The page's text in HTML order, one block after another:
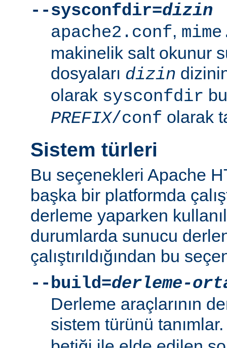
--sysconfdir=dizin
apache2.conf,
makinelik salt okunur
dosyaları dizin
olarak sysconfdir
PREFIX/conf olarak
Sistem türleri
Bu seçenekleri Apache
başka bir platformda
derleme yaparken
durumlarda sunucu
çalıştırıldığından bu
--build=derleme-
Derleme araçlarının
sistem türünü